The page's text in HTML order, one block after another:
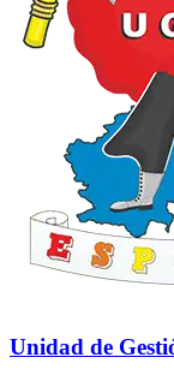
Unidad de